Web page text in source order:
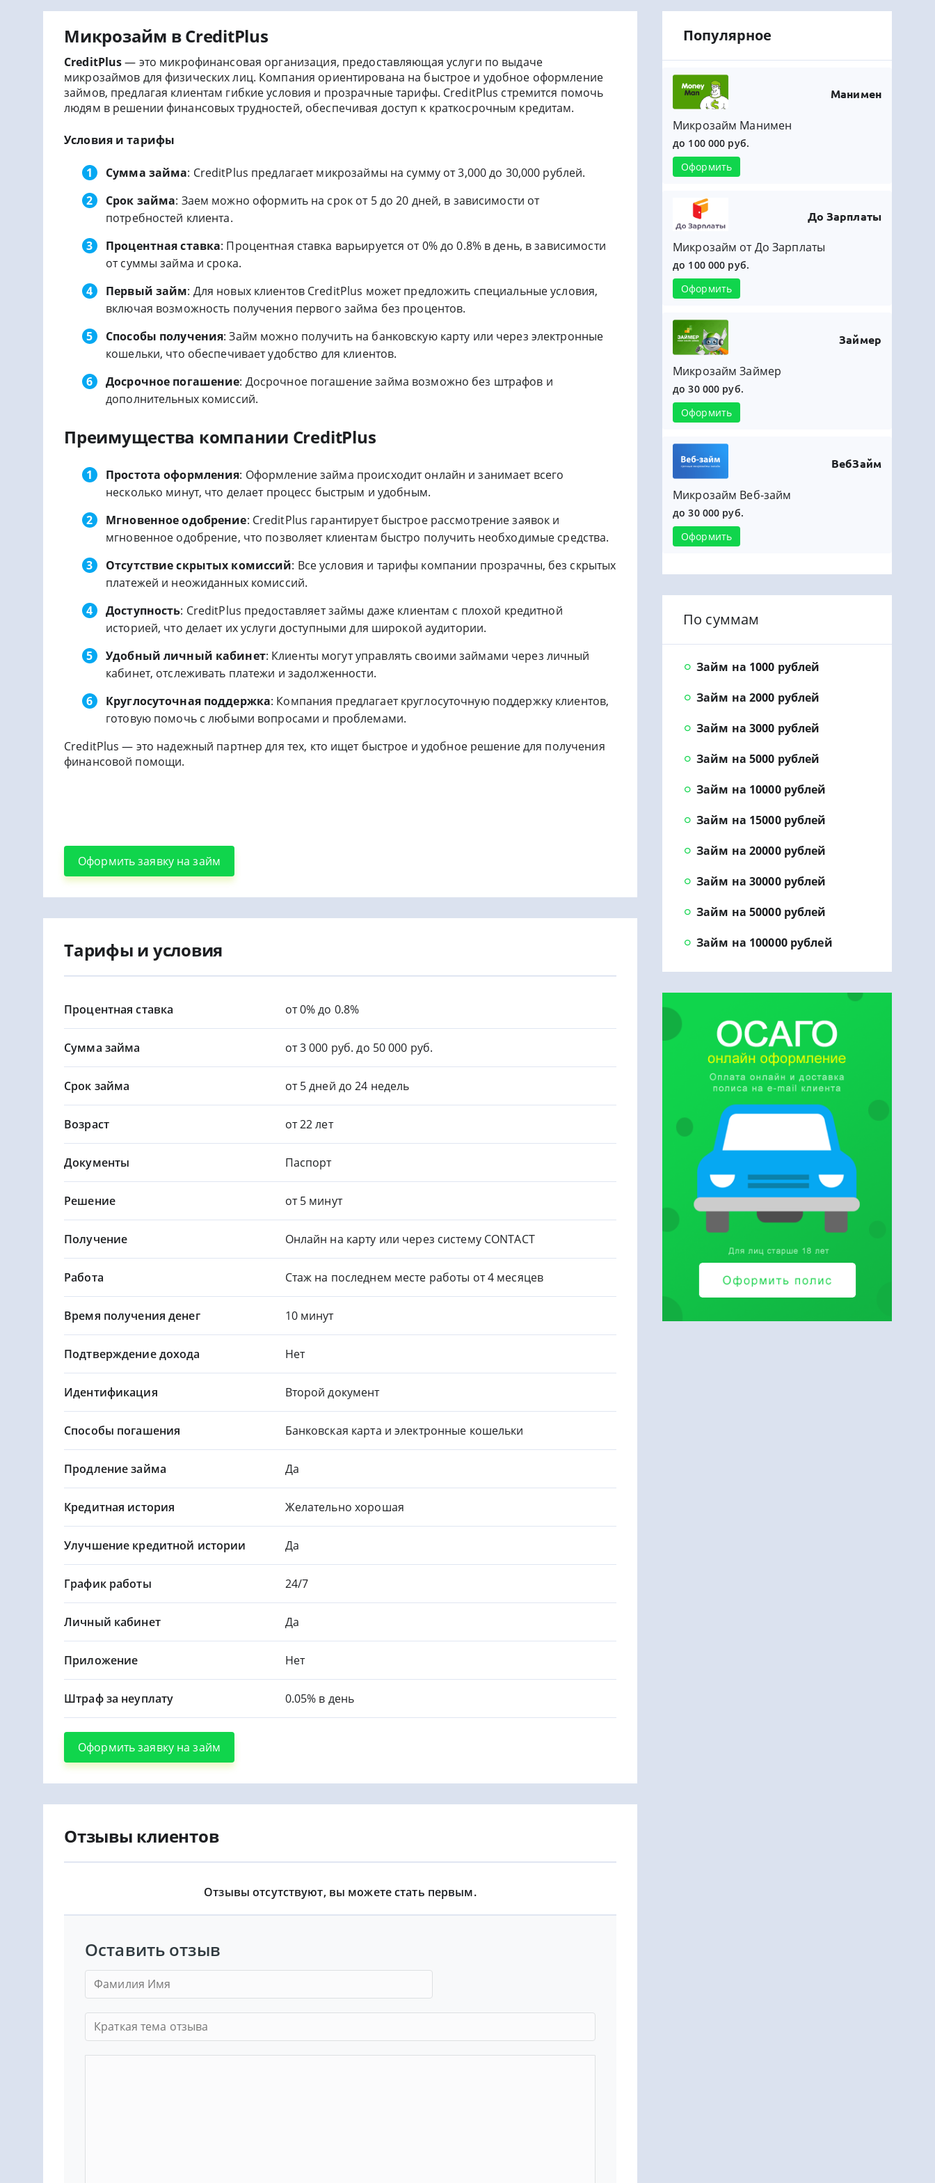
Микрозайм в CreditPlus
CreditPlus— это микрофинансовая организация, предоставляющая услуги по выдаче
микрозаймов для физических лиц. Компания ориентирована на быстрое и удобное оформление
займов, предлагая клиентам гибкие условия и прозрачные тарифы. CreditPlus стремится помочь
людям в решении финансовых трудностей, обеспечивая доступ к краткосрочным кредитам.
Условия и тарифы
Сумма займа: CreditPlus предлагает микрозаймы на сумму от 3,000 до 30,000 рублей.
Срок займа: Заем можно оформить на срок от 5 до 20 дней, в зависимости от
потребностей клиента.
Процентная ставка: Процентная ставка варьируется от 0% до 0.8% в день, в зависимости
от суммы займа и срока.
Первый займ: Для новых клиентов CreditPlus может предложить специальные условия,
включая возможность получения первого займа без процентов.
Способы получения: Займ можно получить на банковскую карту или через электронные
кошельки, что обеспечивает удобство для клиентов.
Досрочное погашение: Досрочное погашение займа возможно без штрафов и
дополнительных комиссий.
Преимущества компании CreditPlus
Простота оформления: Оформление займа происходит онлайн и занимает всего
несколько минут, что делает процесс быстрым и удобным.
Мгновенное одобрение: CreditPlus гарантирует быстрое рассмотрение заявок и
мгновенное одобрение, что позволяет клиентам быстро получить необходимые средства.
Отсутствие скрытых комиссий: Все условия и тарифы компании прозрачны, без скрытых
платежей и неожиданных комиссий.
Доступность: CreditPlus предоставляет займы даже клиентам с плохой кредитной
историей, что делает их услуги доступными для широкой аудитории.
Удобный личный кабинет: Клиенты могут управлять своими займами через личный
кабинет, отслеживать платежи и задолженности.
Круглосуточная поддержка: Компания предлагает круглосуточную поддержку клиентов,
готовую помочь с любыми вопросами и проблемами.
CreditPlus — это надежный партнер для тех, кто ищет быстрое и удобное решение для получения
финансовой помощи.
Оформить заявку на займ
Тарифы и условия
Процентная ставка от 0% до 0.8%
Сумма займа от 3 000 руб. до 50 000 руб.
Срок займа от 5 дней до 24 недель
Возраст от 22 лет
Документы Паспорт
Решение от 5 минут
Получение Онлайн на карту или через систему CONTACT
Работа Стаж на последнем месте работы от 4 месяцев
Время получения денег 10 минут
Подтверждение дохода Нет
Идентификация Второй документ
Способы погашения Банковская карта и электронные кошельки
Продление займа Да
Кредитная история Желательно хорошая
Улучшение кредитной истории Да
График работы 24/7
Личный кабинет Да
Приложение Нет
Штраф за неуплату 0.05% в день
Оформить заявку на займ
Отзывы клиентов
Отзывы отсутствуют, вы можете стать первым.
Оставить отзыв
Популярное
Манимен
Микрозайм Манимен
до 100 000 руб.
Оформить
До Зарплаты
Микрозайм от До Зарплаты
до 100 000 руб.
Оформить
Займер
Микрозайм Займер
до 30 000 руб.
Оформить
ВебЗайм
Микрозайм Веб-займ
до 30 000 руб.
Оформить
По суммам
Займ на 1000 рублей
Займ на 2000 рублей
Займ на 3000 рублей
Займ на 5000 рублей
Займ на 10000 рублей
Займ на 15000 рублей
Займ на 20000 рублей
Займ на 30000 рублей
Займ на 50000 рублей
Займ на 100000 рублей